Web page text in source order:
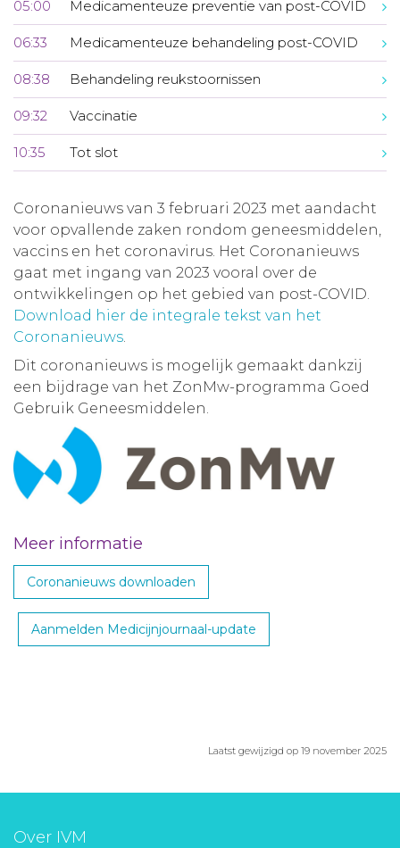
05:00 Medicamenteuze preventie van post-COVID
06:33 Medicamenteuze behandeling post-COVID
08:38 Behandeling reukstoornissen
09:32 Vaccinatie
10:35 Tot slot
Coronanieuws van 3 februari 2023 met aandacht
voor opvallende zaken rondom geneesmiddelen,
vaccins en het coronavirus. Het Coronanieuws
gaat met ingang van 2023 vooral over de
ontwikkelingen op het gebied van post-COVID.
Download hier de integrale tekst van het
Coronanieuws.
Dit coronanieuws is mogelijk gemaakt dankzij
een bijdrage van het ZonMw-programma Goed
Gebruik Geneesmiddelen.
Meer informatie
Coronanieuws downloaden
Aanmelden Medicijnjournaal-update
Laatst gewijzigd op 19 november 2025
Over IVM